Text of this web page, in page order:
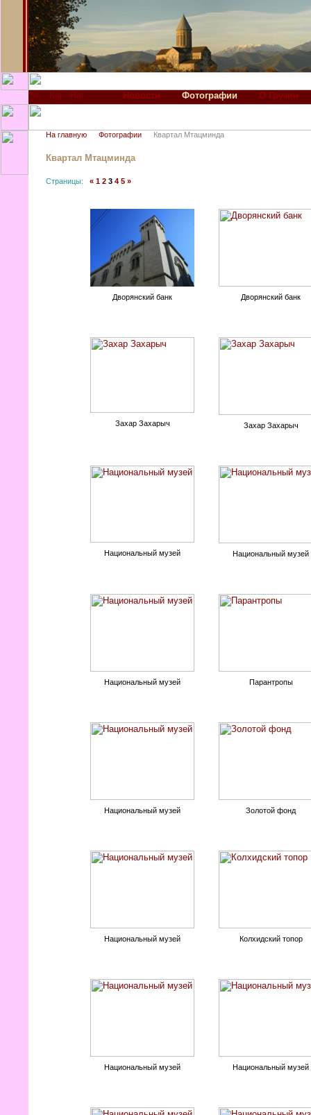
Новости Фотографии О Грузии
На главную Фотографии Квартал Мтацминда
Квартал Мтацминда
Страницы: « 1 2 3 4 5 »
Дворянский банк Дворянский банк
Захар Захарыч Захар Захарыч
Национальный музей Национальный музей
Национальный музей Парантропы
Национальный музей Золотой фонд
Национальный музей Колхидский топор
Национальный музей Национальный музей